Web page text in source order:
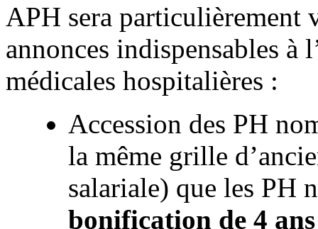
APH sera particulièrement
annonces indispensables à
médicales hospitalières :
Accession des PH
la même grille
salariale) que les PH
bonification de 4